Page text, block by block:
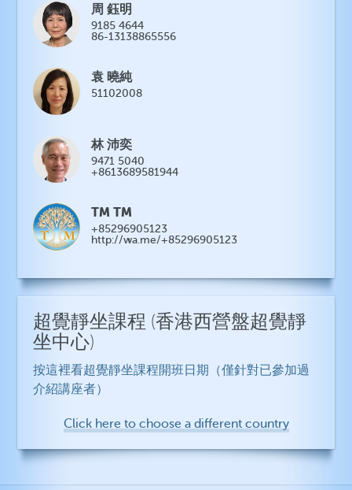
周 鈺明
9185 4644
86-13138865556
袁 曉純
51102008
林 沛奕
9471 5040
+8613689581944
TM TM
+85296905123
http://wa.me/+85296905123
超覺靜坐課程 (香港西營盤超覺靜
坐中心)
按這裡看超覺靜坐課程開班日期（僅針對已參加過
介紹講座者）
Click here to choose a different country